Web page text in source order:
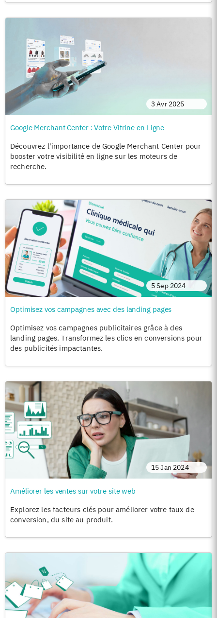
3 Avr 2025
Google Merchant Center : Votre Vitrine en Ligne
Découvrez l'importance de Google Merchant Center pour
booster votre visibilité en ligne sur les moteurs de
recherche.
5 Sep 2024
Optimisez vos campagnes avec des landing pages
Optimisez vos campagnes publicitaires grâce à des
landing pages. Transformez les clics en conversions pour
des publicités impactantes.
15 Jan 2024
Améliorer les ventes sur votre site web
Explorez les facteurs clés pour améliorer votre taux de
conversion, du site au produit.